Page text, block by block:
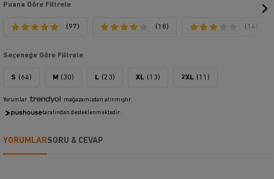
Puana Göre Filtrele
(97) (18) (14)
Seçeneğe Göre Filtrele
S (64) M (30) L (23) XL (13) 2XL (11)
Yorumlar mağazamızdan alınmıştır.
tarafından desteklenmektedir.
YORUMLARSORU & CEVAP